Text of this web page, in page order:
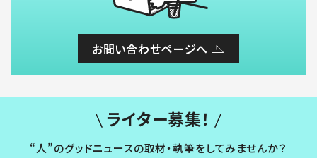
お問い合わせページへ
ライター募集！
“人”のグッドニュースの取材・執筆をしてみませんか？